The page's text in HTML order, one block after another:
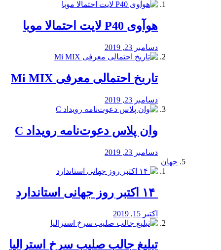
هوآوی P40 لایت احتمالا موبا
دسامبر 23, 2019
تاریخ احتمالی معرفی Mi MIX
دسامبر 23, 2019
وان پلاس دعوت‌نامه رویداد C
دسامبر 23, 2019
جهان
اکتبر 15, 2019
تبلیغ جالب صلیب سرخ استرالیا